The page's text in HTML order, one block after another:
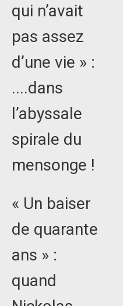
qui n’avait
pas assez
d’une vie » :
....dans
l’abyssale
spirale du
mensonge !
« Un baiser
de quarante
ans » :
quand